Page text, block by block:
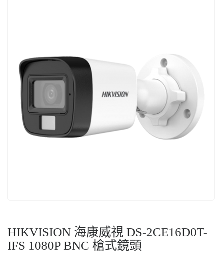
HIKVISION 海康威視 DS-2CE16D0T-
IFS 1080P BNC 槍式鏡頭